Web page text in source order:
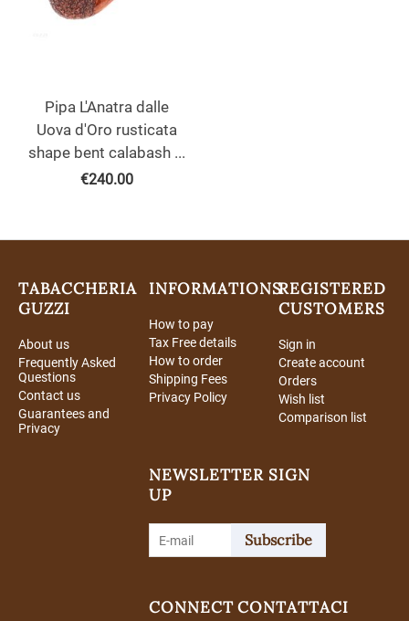
Pipa L'Anatra dalle
Uova d'Oro rusticata
shape bent calabash ...
€240.00
TABACCHERIA
GUZZI
About us
Frequently Asked
Questions
Contact us
Guarantees and
Privacy
INFORMATIONS
How to pay
Tax Free details
How to order
Shipping Fees
Privacy Policy
REGISTERED
CUSTOMERS
Sign in
Create account
Orders
Wish list
Comparison list
NEWSLETTER SIGN
UP
Subscribe
CONNECTCONTATTACI